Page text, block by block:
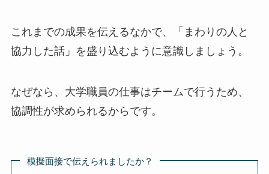
これまでの成果を伝えるなかで、「まわりの人と
協力した話」を盛り込むように意識しましょう。
なぜなら、大学職員の仕事はチームで行うため、
協調性が求められるからです。
模擬面接で伝えられましたか？